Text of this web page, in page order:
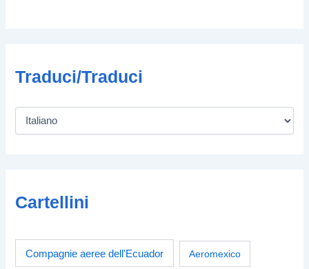
Traduci/Traduci
Cartellini
Compagnie aeree dell'Ecuador Aeromexico